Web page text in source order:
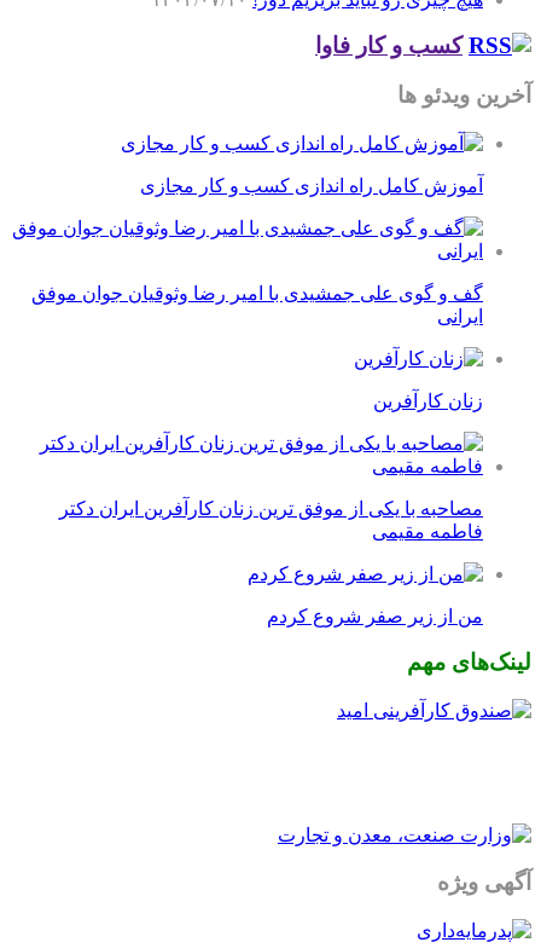
کسب و کار فاوا
آخرین ویدئو ها
آموزش کامل راه اندازی کسب و کار مجازی
گف و گوی علی جمشیدی با امیر رضا وثوقیان جوان موفق
ایرانی
زنان کارآفرین
مصاحبه با یکی از موفق ترین زنان کارآفرین ایران دکتر
فاطمه مقیمی
من از زیر صفر شروع کردم
لینک‌های مهم
آگهی ویژه